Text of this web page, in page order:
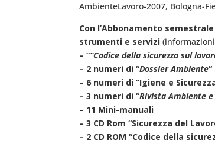
AmbienteLavoro-2007, Bologna-
Con l’Abbonamento
strumenti e servizi
– ““Codice della sicurezza sul
– 2 numeri di “Dossier Ambiente“
– 6 numeri di “Igiene e
– 3 numeri di “Rivista Ambiente
– 11 Mini-manuali
– 3 CD Rom “Sicurezza del
– 2 CD ROM “Codice della